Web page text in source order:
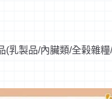
(乳製品/內臟類/全榖雜